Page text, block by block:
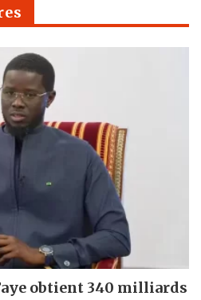
obtient 340 milliards